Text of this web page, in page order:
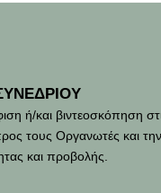
ή/και
τους Οργανωτές και
και προβολής.